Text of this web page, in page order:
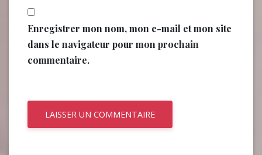
Enregistrer mon nom, mon e-mail et mon site
dans le navigateur pour mon prochain
commentaire.